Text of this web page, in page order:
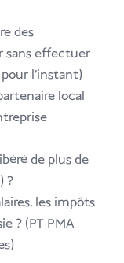
des
sans effectuer
pour l'instant)
local
de plus de
?
les impôts
? (PT PMA